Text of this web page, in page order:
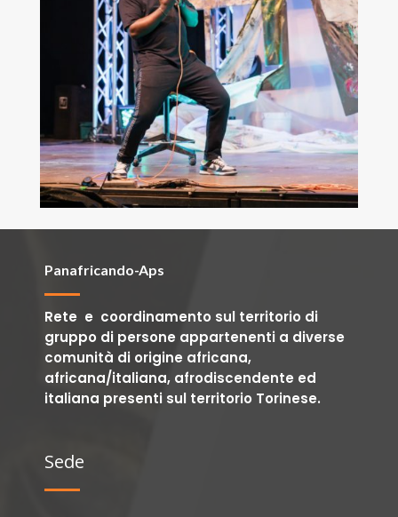
Panafricando-Aps
Rete e coordinamento sul territorio di
gruppo di persone appartenenti a diverse
comunità di origine africana,
africana/italiana, afrodiscendente ed
italiana presenti sul territorio Torinese.
Sede